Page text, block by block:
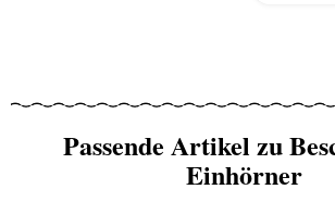
Passende Artikel zu
Einhörner